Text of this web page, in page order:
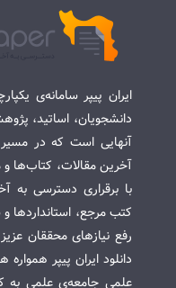
ایران پیپر سامانه‌ی
دانشجویان، اساتید،
آنهایی است که در
آخرین مقالات، کتاب‌ها
با برقراری دسترسی به
کتب مرجع، استانداردها
رفع نیازهای محققان
دانلود ایران پیپر
علمی جامعه‌ی علمی به